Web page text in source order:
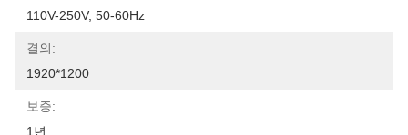
110V-250V, 50-60Hz
결의:
1920*1200
보증:
1년